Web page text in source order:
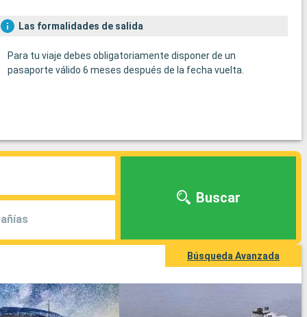
Las formalidades de salida
Para tu viaje debes obligatoriamente disponer de un
pasaporte válido 6 meses después de la fecha vuelta.
Buscar
Búsqueda Avanzada